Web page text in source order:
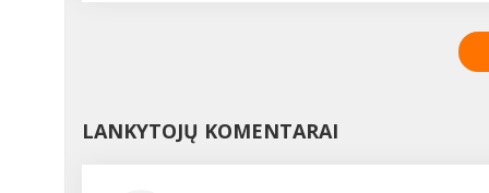
menstruacijos sutrinka.
Kiekviena moteris bent
didelio pavojaus, tačiau
LANKYTOJŲ KOMENTARAI